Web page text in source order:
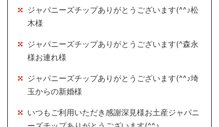
ジャパニーズチップありがとうございます(^^♪松
木様
ジャパニーズチップありがとうございます(^森永
様お連れ様
ジャパニーズチップありがとうございます(^^♪埼
玉からの新婚様
いつもご利用いただき感謝深見様お土産ジャパニ